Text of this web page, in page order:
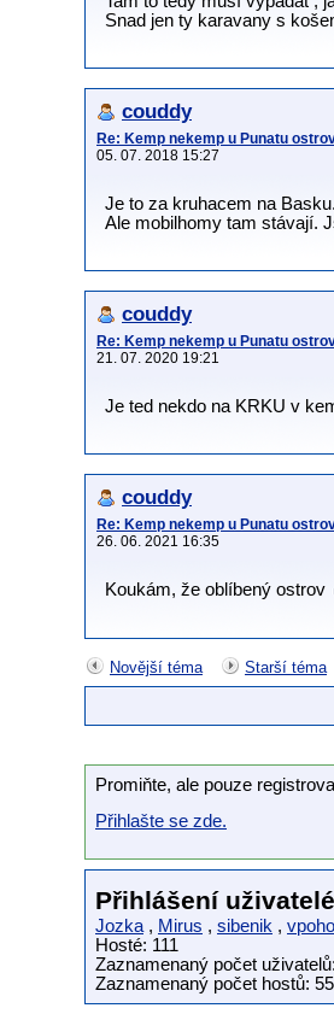
Snad jen ty karavany s
couddy
Re: Kemp nekemp u Punatu
05. 07. 2018 15:27
Je to za kruhacem na
Ale mobilhomy tam stávají.
couddy
Re: Kemp nekemp u Punatu
21. 07. 2020 19:21
Je ted nekdo na KRKU v
couddy
Re: Kemp nekemp u Punatu
26. 06. 2021 16:35
Koukám, že oblíbený ostrov
Novější téma Starší téma
Promiňte, ale pouze
Přihlašte se zde.
Přihlášení uživatelé
Jozka , Mirus , sibenik ,
Hosté: 111
Zaznamenaný počet
Zaznamenaný počet hostů: